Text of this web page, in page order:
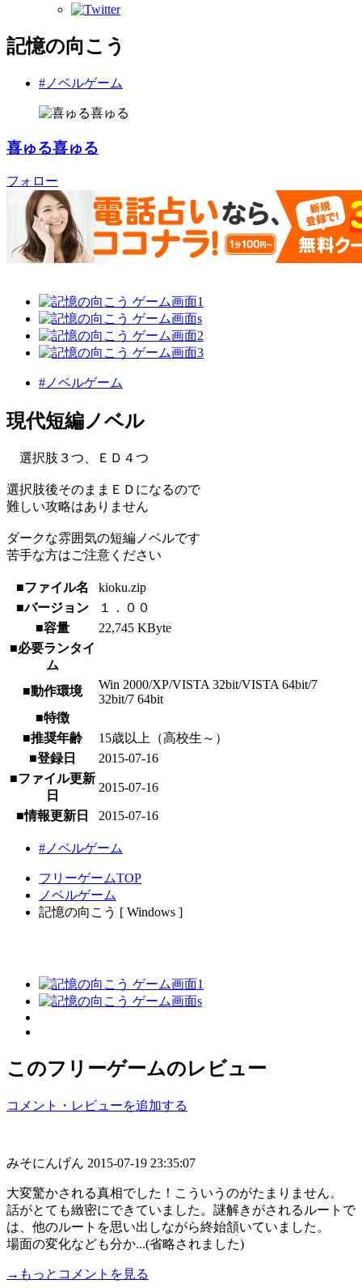
記憶の向こう
#ノベルゲーム
喜ゅる喜ゅる
フォロー
#ノベルゲーム
現代短編ノベル
選択肢３つ、ＥＤ４つ
選択肢後そのままＥＤになるので
難しい攻略はありません
ダークな雰囲気の短編ノベルです
苦手な方はご注意ください
■ファイル名
kioku.zip
■バージョン
１．００
■容量
22,745 KByte
■必要ランタイ
ム
■動作環境
Win 2000/XP/VISTA 32bit/VISTA 64bit/7
32bit/7 64bit
■特徴
■推奨年齢
15歳以上（高校生～）
■登録日
2015-07-16
■ファイル更新
日
2015-07-16
■情報更新日 2015-07-16
#ノベルゲーム
フリーゲームTOP
ノベルゲーム
記憶の向こう [ Windows ]
このフリーゲームのレビュー
コメント・レビューを追加する
みそにんげん 2015-07-19 23:35:07
大変驚かされる真相でした！こういうのがたまりません。
話がとても緻密にできていました。謎解きがされるルートで
は、他のルートを思い出しながら終始頷いていました。
場面の変化なども分か...(省略されました)
→もっとコメントを見る